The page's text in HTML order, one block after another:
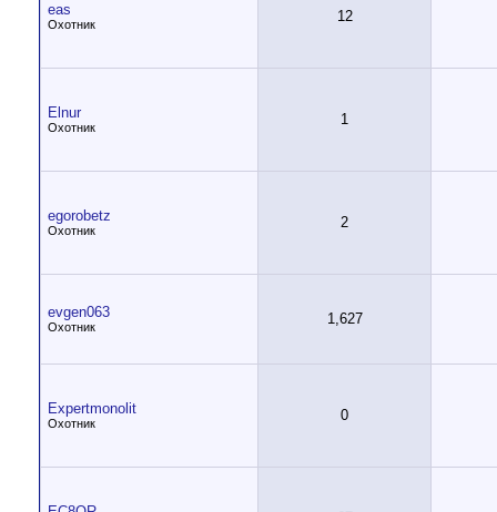
eas
Охотник 12
Elnur
Охотник 1
egorobetz
Охотник 2
evgen063
Охотник 1,627
Expertmonolit
Охотник 0